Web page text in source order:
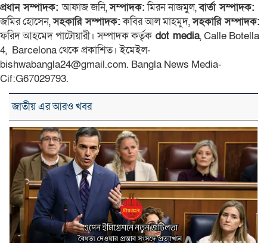
প্রধান সম্পাদক:আফাজ জনি,সম্পাদক:মিরন নাজমুল,বার্তা সম্পাদক:
জমির হোসেন,সহকারি সম্পাদক:কবির আল মাহমুদ,সহকারি সম্পাদক:
ফরিদ আহমেদ পাটোয়ারী। সম্পাদক কর্তৃক dot media, Calle Botella
4, Barcelona থেকে প্রকাশিত। ইমেইল-
bishwabangla24@gmail.com. Bangla News Media-
Cif:G67029793.
জাতীয় এর আরও খবর